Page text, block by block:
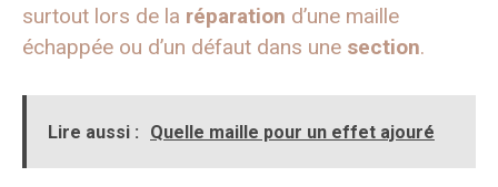
surtout lors de la réparation d’une maille
échappée ou d’un défaut dans une section.
Lire aussi : Quelle maille pour un effet ajouré